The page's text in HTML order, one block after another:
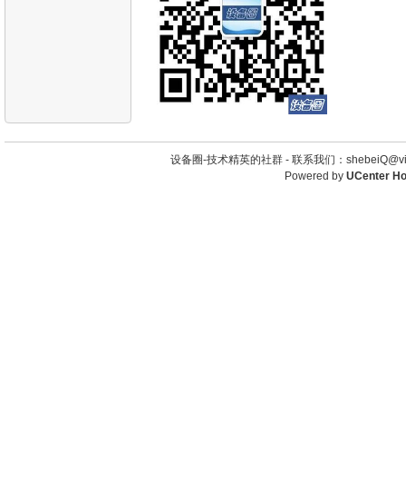
设备圈-技术精英的社群 - 联系我们：
Powered by UCenter